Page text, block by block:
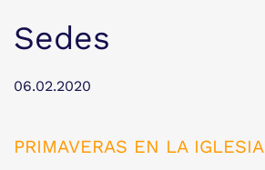
Sedes
06.02.2020
PRIMAVERAS EN LA IGLESIA